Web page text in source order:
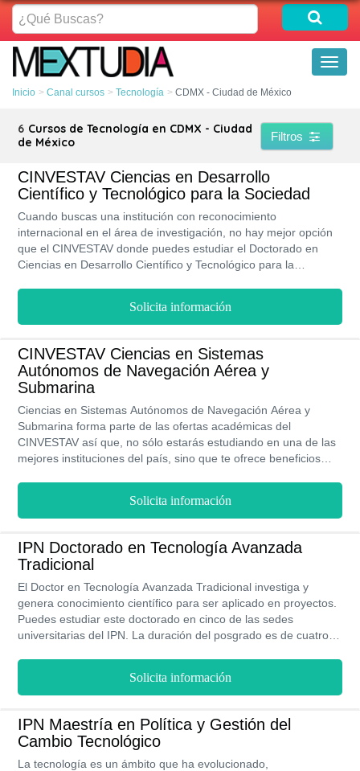
¿Qué
Buscas?
Inicio Canal cursos Tecnología CDMX - Ciudad de México
6 Cursos de Tecnología en CDMX - Ciudad
de México
Filtros
CINVESTAV Ciencias en Desarrollo
Científico y Tecnológico para la Sociedad
Cuando buscas una institución con reconocimiento
internacional en el área de investigación, no hay mejor opción
que el CINVESTAV donde puedes estudiar el Doctorado en
Ciencias en Desarrollo Científico y Tecnológico para la
desarrolles tus investigaciones. Este doctorado también tiene la
posibilidad de movilidad internacional gracias a los convenios
del IPN, así que durante los 5 años que te tomará completar tu
investigación en modalidad presencial podrás disfrutar de
grandes oportunidades académicas y laborales.
Solicita información
CINVESTAV Ciencias en Sistemas
Autónomos de Navegación Aérea y
Submarina
Ciencias en Sistemas Autónomos de Navegación Aérea y
Submarina forma parte de las ofertas académicas del
CINVESTAV así que, no sólo estarás estudiando en una de las
mejores instituciones del país, sino que te ofrece beneficios
en dos años y gracias a ello, crecerás de forma profesional y te
ayudará a conseguir mejores cargos laborales.
Solicita información
IPN Doctorado en Tecnología Avanzada
Tradicional
El Doctor en Tecnología Avanzada Tradicional investiga y
genera conocimiento científico para ser aplicado en proyectos.
Puedes estudiar este doctorado en cinco de las sedes
universitarias del IPN. La duración del posgrado es de cuatro
Solicita información
IPN Maestría en Política y Gestión del
Cambio Tecnológico
La tecnología es un ámbito que ha evolucionado,